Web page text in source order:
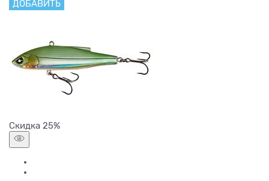
ДОБАВИТЬ
Скидка 25%